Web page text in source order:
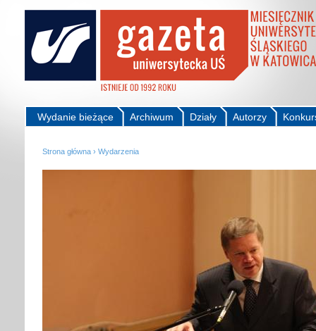
Autorzy
Działy
Archiwum
Wydanie bieżące
Strona główna › Wydarzenia